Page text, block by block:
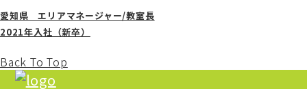
愛知県 エリアマネージャー/教室長
2021年入社（新卒）
Back To Top